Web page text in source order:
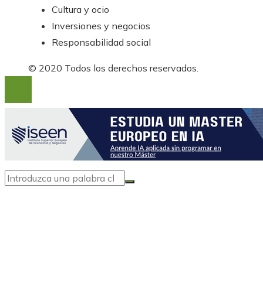
Cultura y ocio
Inversiones y negocios
Responsabilidad social
© 2020 Todos los derechos reservados.